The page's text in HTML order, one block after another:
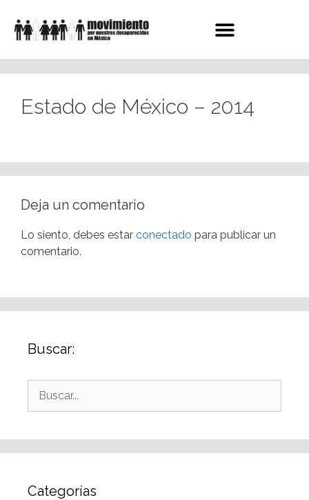
Estado de México – 2014
Deja un comentario
Lo siento, debes estar conectado para publicar un
comentario.
Buscar:
Categorías